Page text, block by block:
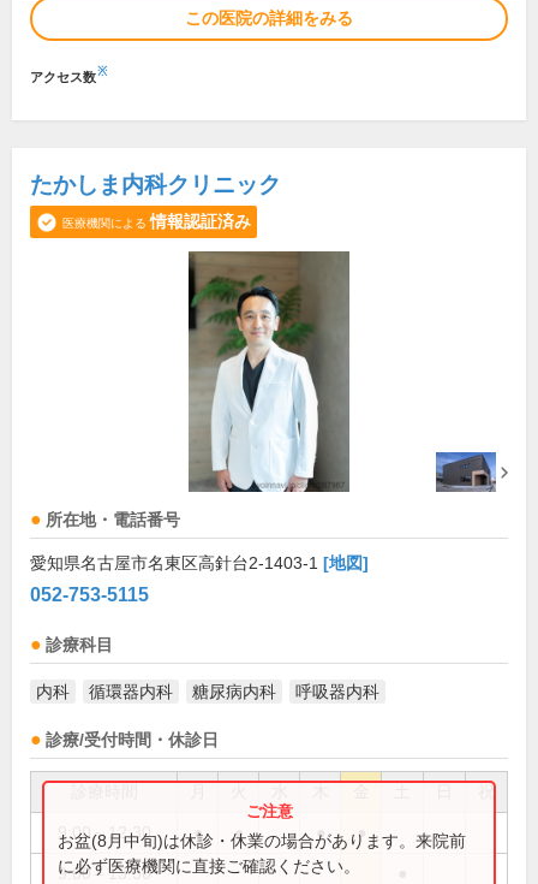
この医院の詳細をみる
アクセス数※
たかしま内科クリニック
医療機関による 情報認証済み
所在地・電話番号
愛知県名古屋市名東区高針台2-1403-1 [地図]
052-753-5115
診療科目
内科 循環器内科 糖尿病内科 呼吸器内科
診療/受付時間・休診日
祝
9:00～12:30 ● ● ● ●
9:00～13:30
お盆(8月中旬)は休診・休業の場合があります。来院前
に必ず医療機関に直接ご確認ください。